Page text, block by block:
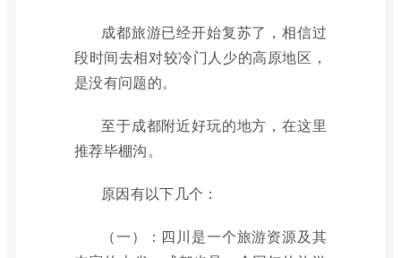
成都旅游已经开始复苏了，相信过
段时间去相对较冷门人少的高原地区，
是没有问题的。
至于成都附近好玩的地方，在这里
推荐毕棚沟。
原因有以下几个：
（一）：四川是一个旅游资源及其